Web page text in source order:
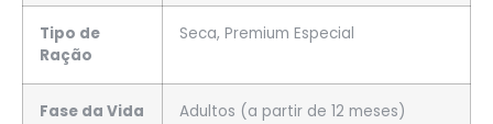
Tipo de
Ração
Seca, Premium Especial
Fase da Vida Adultos (a partir de 12 meses)